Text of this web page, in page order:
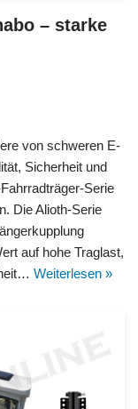
– starke
von schweren E-
Sicherheit und
Serie
Die Alioth-Serie
auf hohe Traglast,
Weiterlesen »